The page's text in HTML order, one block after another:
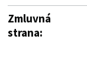
Zmluvná
strana: